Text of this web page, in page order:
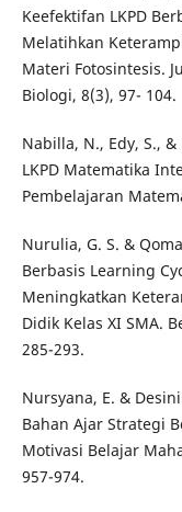
Keefektifan LKPD
Melatihkan
Materi Fotosintesis.
Biologi, 8(3), 97- 104.
Nabilla, N., Edy, S.,
LKPD Matematika
Pembelajaran
Nurulia, G. S. &
Berbasis Learning
Meningkatkan
Didik Kelas XI SMA.
285-293.
Nursyana, E. &
Bahan Ajar Strategi
Motivasi Belajar
957-974.